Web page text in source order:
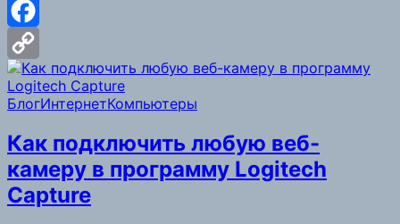
X
Facebook
Copy
Link
БлогИнтернетКомпьютеры
Как подключить любую веб-
камеру в программу Logitech
Capture